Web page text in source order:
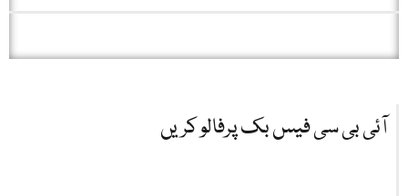
آئی بی سی فیس بک پرفالو کریں